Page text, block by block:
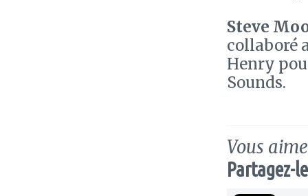
Steve
collaboré
Henry
Sounds.
Vous
Partagez-